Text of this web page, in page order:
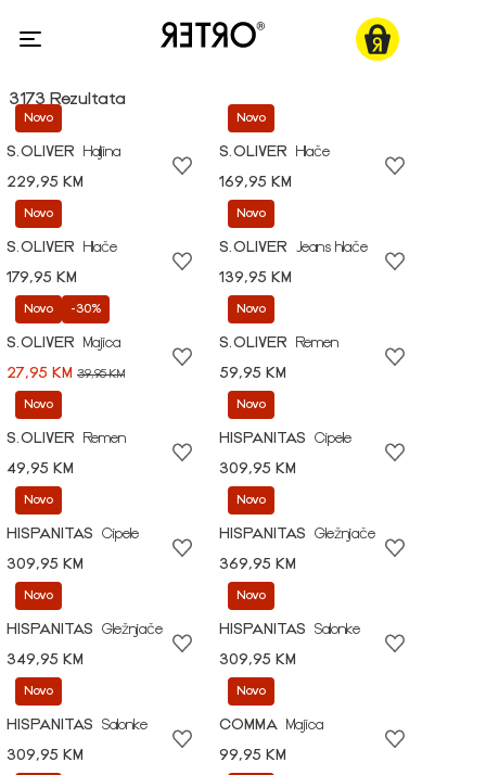
3173 Rezultata
Novo
S.OLIVER
Haljina
229,95 KM
Novo
S.OLIVER
Hlače
169,95 KM
Novo
S.OLIVER
Hlače
179,95 KM
Novo
S.OLIVER
Jeans hlače
139,95 KM
Novo -30%
S.OLIVER
Majica
27,95 KM 39,95 KM
Novo
S.OLIVER
Remen
59,95 KM
Novo
S.OLIVER
Remen
49,95 KM
Novo
HISPANITAS
Cipele
309,95 KM
Novo
HISPANITAS
Cipele
309,95 KM
Novo
HISPANITAS
Gležnjače
369,95 KM
Novo
HISPANITAS
Gležnjače
349,95 KM
Novo
HISPANITAS
Salonke
309,95 KM
Novo
HISPANITAS
Salonke
309,95 KM
Novo
COMMA
Majica
99,95 KM